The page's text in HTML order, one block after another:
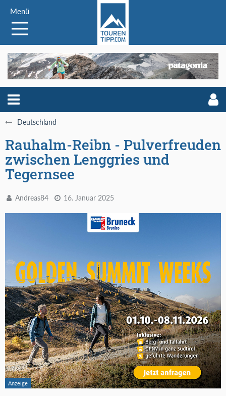
Menü
Deutschland
Rauhalm-Reibn - Pulverfreuden
zwischen Lenggries und
Tegernsee
Andreas84 16. Januar 2025